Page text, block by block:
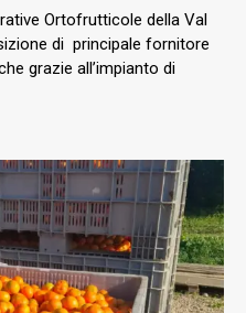
Ortofrutticole della Val
di principale fornitore
grazie all’impianto di